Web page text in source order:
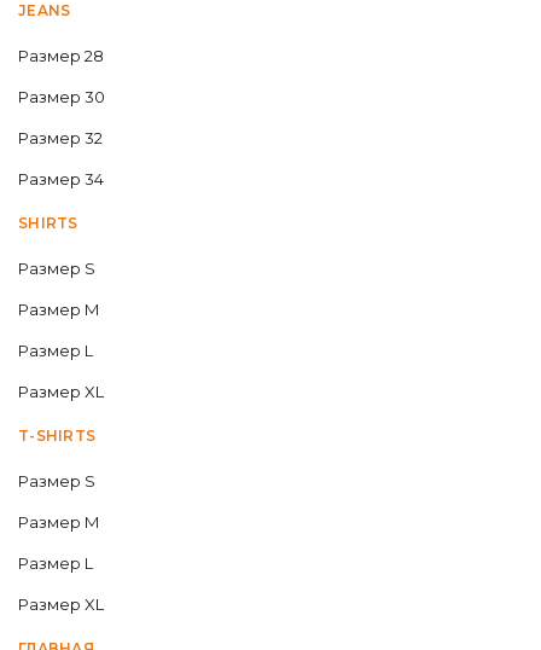
JEANS
Размер 28
Размер 30
Размер 32
Размер 34
SHIRTS
Размер S
Размер M
Размер L
Размер XL
T-SHIRTS
Размер S
Размер M
Размер L
Размер XL